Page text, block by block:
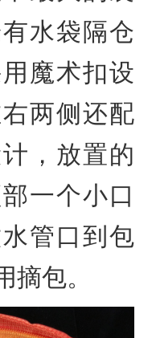
水袋隔仓
魔术扣设
两侧还配
，放置的
一个小口
管口到包
摘包。